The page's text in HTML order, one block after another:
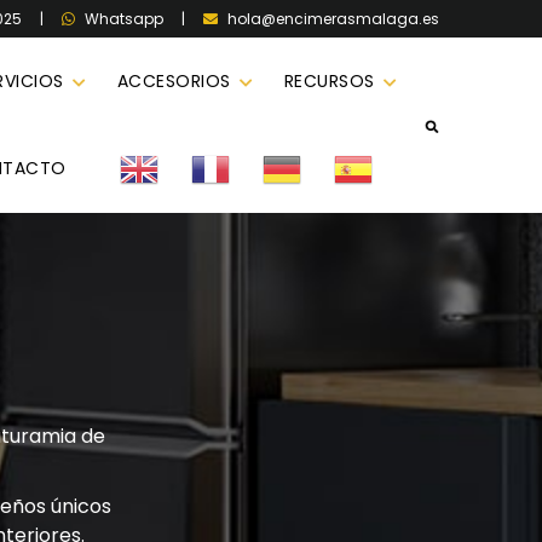
| Whatsapp | hola@encimerasmalaga.es
ACCESORIOS RECURSOS
de
únicos